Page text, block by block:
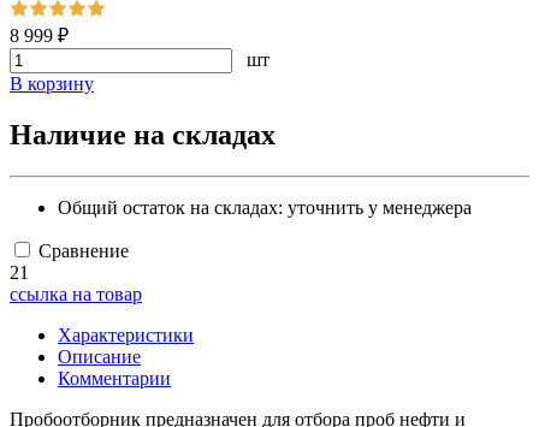
8 999 ₽
шт
В корзину
Наличие на складах
Общий остаток на складах: уточнить у менеджера
Сравнение
21
ссылка на товар
Характеристики
Описание
Комментарии
Пробоотборник предназначен для отбора проб нефти и